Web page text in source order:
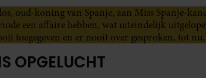
oud-koning van Spanje, aan Miss Spanje-
een affaire hebben, wat uiteindelijk
toegegeven en er nooit over gesproken, tot nu.
OPGELUCHT